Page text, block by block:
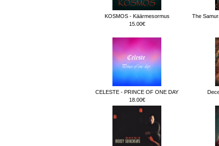
KOSMOS - Käärmesormus
15.00€
The
CELESTE - PRINCE OF ONE DAY
18.00€